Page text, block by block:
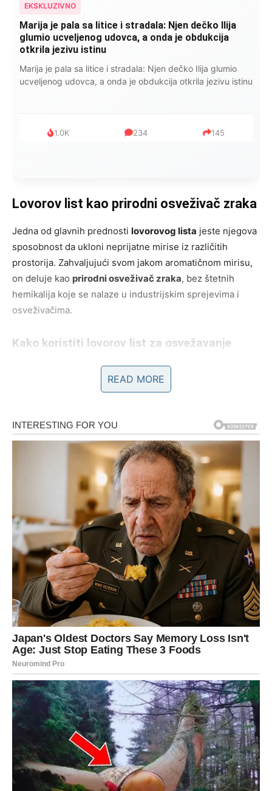
EKSKLUZIVNO
Marija je pala sa litice i stradala: Njen dečko Ilija
glumio ucveljenog udovca, a onda je obdukcija
otkrila jezivu istinu
Marija je pala sa litice i stradala: Njen dečko Ilija glumio
ucveljenog udovca, a onda je obdukcija otkrila jezivu istinu
1.0K 234 145
Lovorov list kao prirodni osveživač zraka
Jedna od glavnih prednosti lovorovog lista jeste njegova
sposobnost da ukloni neprijatne mirise iz različitih
prostorija. Zahvaljujući svom jakom aromatičnom mirisu,
on deluje kao prirodni osveživač zraka, bez štetnih
hemikalija koje se nalaze u industrijskim sprejevima i
osveživačima.
Kako koristiti lovorov list za osvežavanje
Postoji nekoliko efikasnih metoda:
– Stavite nekoliko listova lovora u
metalnu posudu i zapalite ih. Dim koji se oslobađa
eliminiše neugodne mirise, posebno u kuhinji i
Platnena vrećica sa lovorovim listovima
– Napunite
vrećicu suvim listovima lovora i postavite je na police
u toaletu. Ova metoda omogućava dugotrajno
osvežavanje prostora.
Lovorov list na radijatoru
– Postavite nekoliko listova
na topao radijatorili ih stavite u posudu sa vodom
otpornom na toplotu. Zagrejani listovi će postepeno
ispuštati prijatan i umirujući miris u prostoriju.
READ MORE